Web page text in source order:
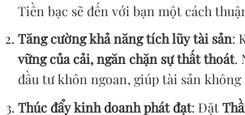
Tiền bạc sẽ đến với bạn một cách
Tăng cường khả năng tích lũy tài sản:
vững của cải, ngăn chặn sự thất thoát.
đầu tư khôn ngoan, giúp tài sản
Thúc đẩy kinh doanh phát đạt: Đặt